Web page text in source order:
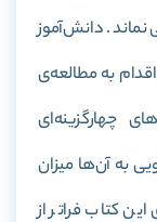
دانش‌آموز
به مطالعه‌ی
چهارگزینه‌ای
به آن‌ها میزان
کتاب فراتر از